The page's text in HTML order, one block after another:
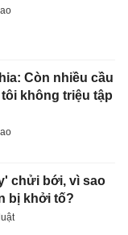
Còn nhiều cầu
không triệu tập
chửi bới, vì sao
bị khởi tố?